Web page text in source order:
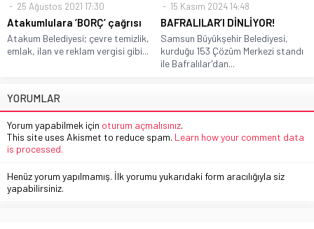
25 Ağustos 2021 17:30
Atakumlulara ‘BORÇ’ çağrısı
Atakum Belediyesi; çevre temizlik,
emlak, ilan ve reklam vergisi gibi...
15 Kasım 2024 14:48
BAFRALILAR’I DİNLİYOR!
Samsun Büyükşehir Belediyesi,
kurduğu 153 Çözüm Merkezi standı
ile Bafralılar'dan...
YORUMLAR
Yorum yapabilmek için oturum açmalısınız.
This site uses Akismet to reduce spam. Learn how your comment data
is processed.
Henüz yorum yapılmamış. İlk yorumu yukarıdaki form aracılığıyla siz
yapabilirsiniz.